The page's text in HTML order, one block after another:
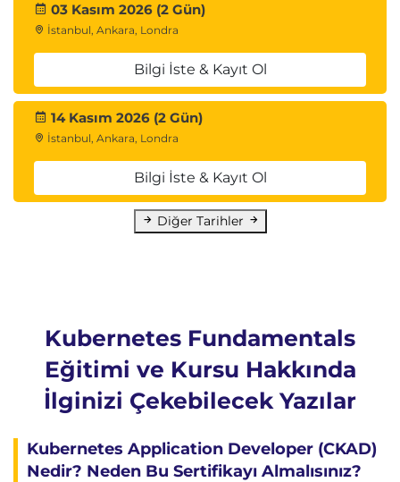
03 Kasım 2026 (2 Gün)
İstanbul, Ankara, Londra
Bilgi İste & Kayıt Ol
14 Kasım 2026 (2 Gün)
İstanbul, Ankara, Londra
Bilgi İste & Kayıt Ol
Diğer Tarihler
Kubernetes Fundamentals
Eğitimi ve Kursu Hakkında
İlginizi Çekebilecek Yazılar
Kubernetes Application Developer (CKAD)
Nedir? Neden Bu Sertifikayı Almalısınız?